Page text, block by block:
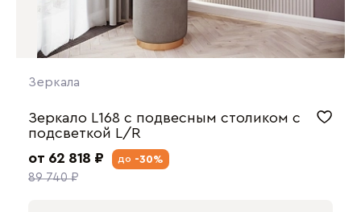
Зеркала
Зеркало L168 с подвесным столиком с
подсветкой L/R
от 62 818 ₽
89 740 ₽
до -30%